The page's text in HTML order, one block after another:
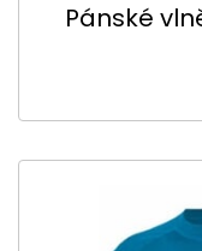
Pánské